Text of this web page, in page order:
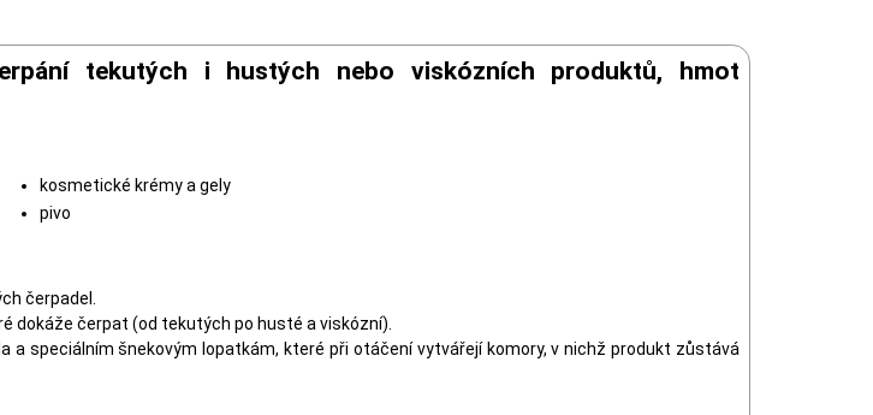
tekutých i hustých nebo viskózních produktů, hmot
kosmetické krémy a gely
pivo
čerpadel.
dokáže čerpat (od tekutých po husté a viskózní).
speciálním šnekovým lopatkám, které při otáčení vytvářejí komory, v nichž produkt zůstává